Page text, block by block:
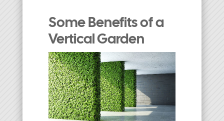
Some Benefits of a
Vertical Garden